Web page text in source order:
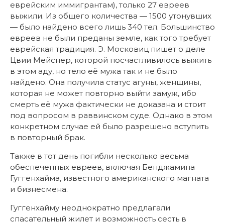
еврейским иммигрантам), только 27 евреев
выжили. Из общего количества — 1500 утонувших
— было найдено всего лишь 340 тел. Большинство
евреев не были преданы земле, как того требует
еврейская традиция. Э. Московиц пишет о деле
Цвии Мейснер, которой посчастливилось выжить
в этом аду, но тело её мужа так и не было
найдено. Она получила статус агуны, женщины,
которая не может повторно выйти замуж, ибо
смерть её мужа фактически не доказана и стоит
под вопросом в раввинском суде. Однако в этом
конкретном случае ей было разрешено вступить
в повторный брак.
Также в тот день погибли несколько весьма
обеспеченных евреев, включая Бенджамина
Гуггенхайма, известного американского магната
и бизнесмена.
Гуггенхайму неоднократно предлагали
спасательный жилет и возможность сесть в